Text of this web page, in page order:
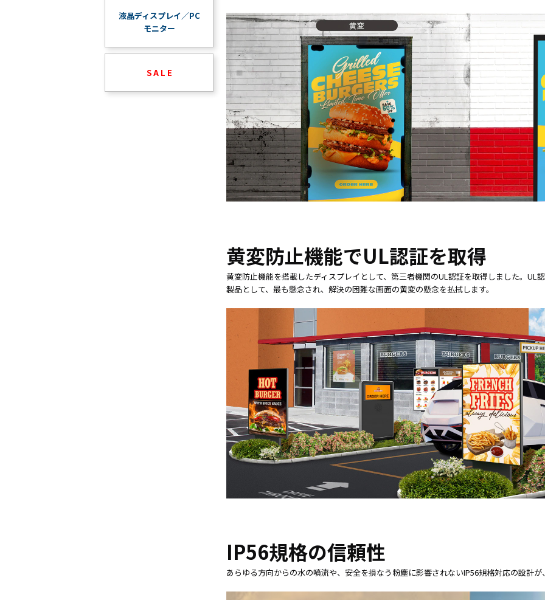
黄変防止機能でUL認証を取得
黄変防止機能を搭載したディスプレイとして、第三者機関のUL認証を取得しました。UL
製品として、最も懸念され、解決の困難な画面の黄変の懸念を払拭します。
IP56規格の信頼性
あらゆる方向からの水の噴流や、安全を損なう粉塵に影響されないIP56規格対応の設計
液晶ディスプレイ／PC
モニター
S A L E